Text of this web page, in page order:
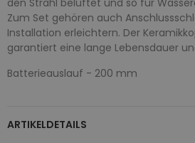
Zum Set gehören auch
Installation erleichtern. Der
garantiert eine lange Lebensdauer
Batterieauslauf - 200 mm
ARTIKELDETAILS